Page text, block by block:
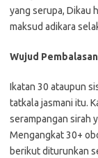
yang serupa, Dikau
maksud adikara
Wujud
Ikatan 30 ataupun
tatkala jasmani itu.
serampangan sirah
Mengangkat 30+
berikut diturunkan